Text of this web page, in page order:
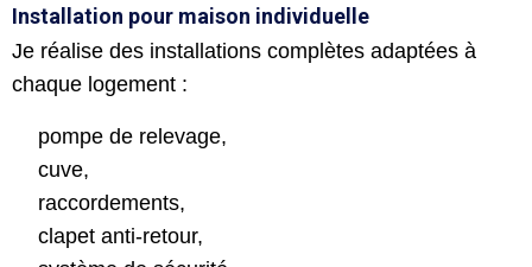
Installation pour maison individuelle
Je réalise des installations complètes adaptées à
chaque logement :
pompe de relevage,
cuve,
raccordements,
clapet anti-retour,